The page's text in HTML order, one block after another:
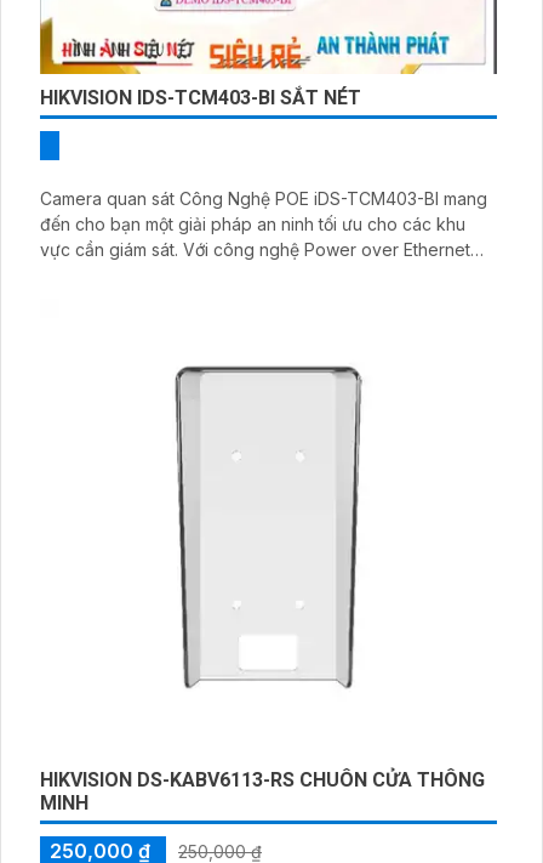
HIKVISION IDS-TCM403-BI SẮT NÉT
Camera quan sát Công Nghệ POE iDS-TCM403-BI mang
đến cho bạn một giải pháp an ninh tối ưu cho các khu
vực cần giám sát. Với công nghệ Power over Ethernet
trong các môi trường khác nhau
HIKVISION DS-KABV6113-RS CHUÔN CỬA THÔNG
MINH
250,000 ₫ 250,000 ₫